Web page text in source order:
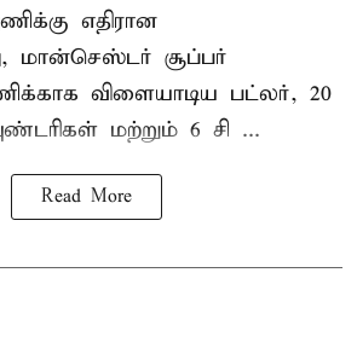
எதிரான
மான்செஸ்டர் சூப்பர்
விளையாடிய பட்லர், 20
மற்றும் 6 சி ...
Read More